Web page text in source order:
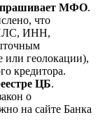
МФО.
что
ИНН,
или геолокации),
кредитора.
ЦБ.
о
на сайте Банка